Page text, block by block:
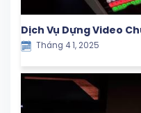
Dịch Vụ Dựng Video
Khoảnh Khắc Ý Nghĩa
Tháng 4 1, 2025